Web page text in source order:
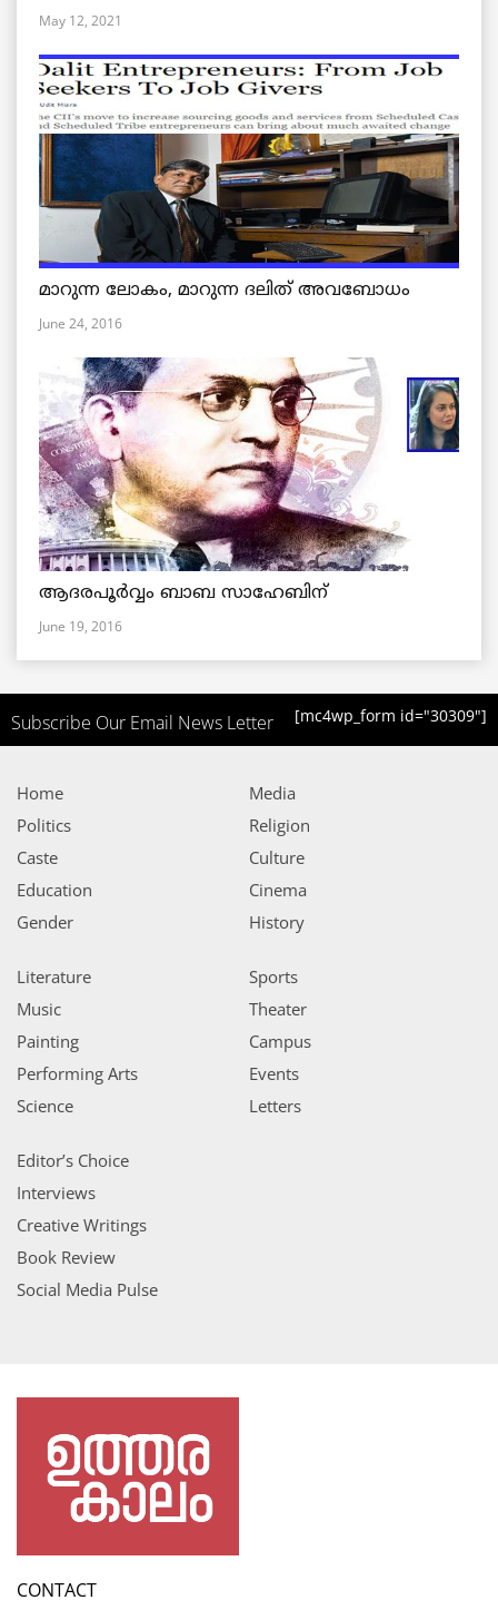
May 12, 2021
മാറുന്ന ലോകം, മാറുന്ന ദലിത് അവബോധം
June 24, 2016
ആദരപൂര്‍വ്വം ബാബ സാഹേബിന്
June 19, 2016
Subscribe Our Email News Letter [mc4wp_form id="30309"]
Home
Politics
Caste
Education
Gender
Media
Religion
Culture
Cinema
History
Literature
Music
Painting
Performing Arts
Science
Sports
Theater
Campus
Events
Letters
Editor’s Choice
Interviews
Creative Writings
Book Review
Social Media Pulse
CONTACT